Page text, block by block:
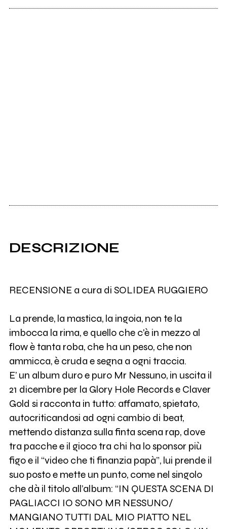
DESCRIZIONE
RECENSIONE a cura di SOLIDEA RUGGIERO
La prende, la mastica, la ingoia, non te la
imbocca la rima, e quello che c'è in mezzo al
flow è tanta roba, che ha un peso, che non
ammicca, è cruda e segna a ogni traccia.
E’ un album duro e puro Mr Nessuno, in uscita il
21 dicembre per la Glory Hole Records e Claver
Gold si racconta in tutto: affamato, spietato,
autocriticandosi ad ogni cambio di beat,
mettendo distanza sulla finta scena rap, dove
tra pacche e il gioco tra chi ha lo sponsor più
figo e il “video che ti finanzia papà”, lui prende il
suo posto e mette un punto, come nel singolo
che dà il titolo all’album: “IN QUESTA SCENA DI
PAGLIACCI IO SONO MR NESSUNO/
MANGIANO TUTTI DAL MIO PIATTO NEL